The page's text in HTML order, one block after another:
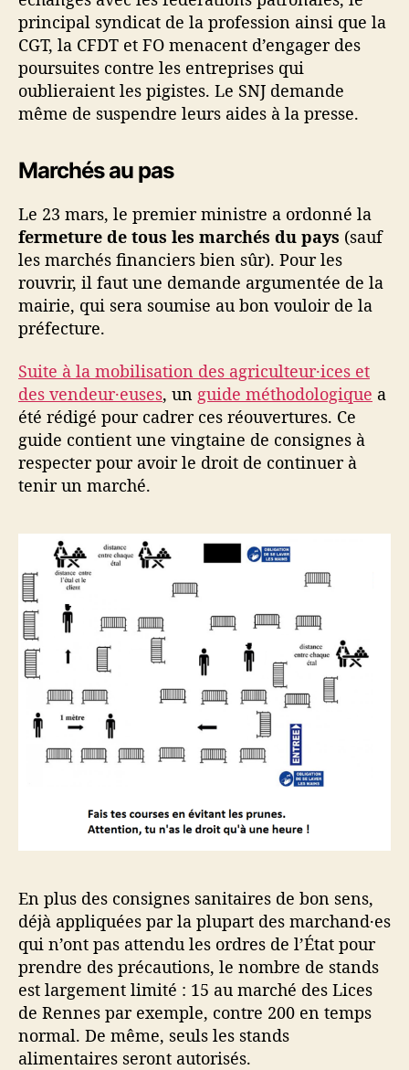
principal syndicat de la profession ainsi que la
CGT, la CFDT et FO menacent d’engager des
poursuites contre les entreprises qui
oublieraient les pigistes. Le SNJ demande
même de suspendre leurs aides à la presse.
Marchés au pas
Le 23 mars, le premier ministre a ordonné la
fermeture de tous les marchés du pays (sauf
les marchés financiers bien sûr). Pour les
rouvrir, il faut une demande argumentée de la
mairie, qui sera soumise au bon vouloir de la
préfecture.
Suite à la mobilisation des agriculteur·ices et
des vendeur·euses, un guide méthodologique a
été rédigé pour cadrer ces réouvertures. Ce
guide contient une vingtaine de consignes à
respecter pour avoir le droit de continuer à
tenir un marché.
En plus des consignes sanitaires de bon sens,
déjà appliquées par la plupart des marchand·es
qui n’ont pas attendu les ordres de l’État pour
prendre des précautions, le nombre de stands
est largement limité : 15 au marché des Lices
de Rennes par exemple, contre 200 en temps
normal. De même, seuls les stands
alimentaires seront autorisés.